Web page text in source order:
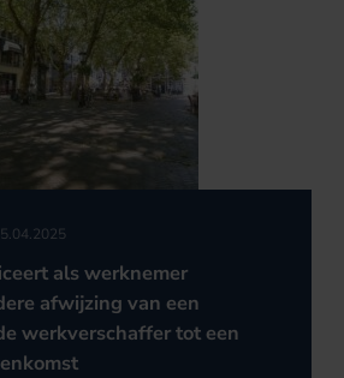
als werknemer
afwijzing van een
werkverschaffer tot een